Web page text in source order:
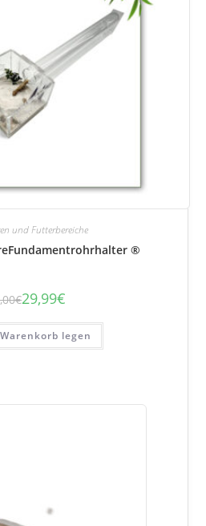
und Futterbereiche
®
€ Der
Preis
betrug:
39,00
29,99€
Der
Preis
beträgt:
29,99
legen